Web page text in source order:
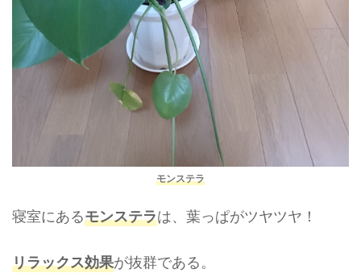
モンステラ
寝室にあるモンステラは、葉っぱがツヤツヤ！
リラックス効果が抜群である。